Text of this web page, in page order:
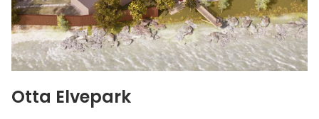
Otta Elvepark